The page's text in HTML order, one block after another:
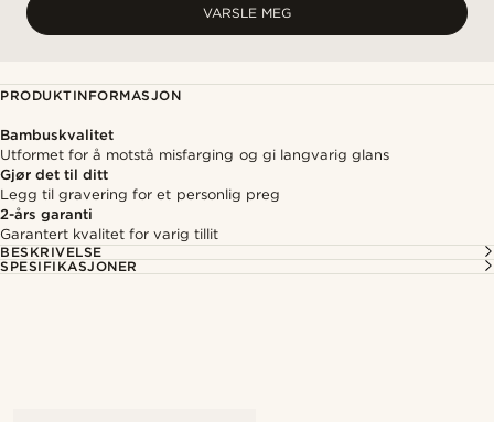
VARSLE MEG
PRODUKTINFORMASJON
Bambuskvalitet
Utformet for å motstå misfarging og gi langvarig glans
Gjør det til ditt
Legg til gravering for et personlig preg
2-års garanti
Garantert kvalitet for varig tillit
BESKRIVELSE
SPESIFIKASJONER